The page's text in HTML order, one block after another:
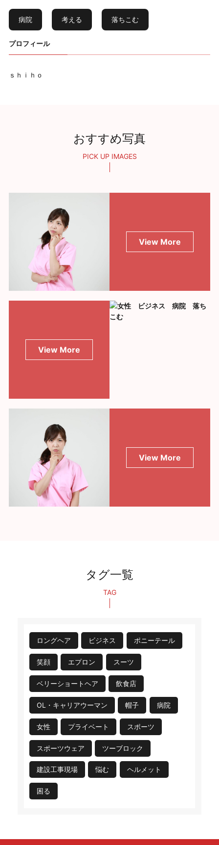
病院 考える 落ちこむ
プロフィール
ｓｈｉｈｏ
おすすめ写真
PICK UP IMAGES
View More
View More
View More
タグ一覧
TAG
ロングヘア ビジネス ポニーテール
笑顔 エプロン スーツ
ベリーショートヘア 飲食店
OL・キャリアウーマン 帽子 病院
女性 プライベート スポーツ
スポーツウェア ツーブロック
建設工事現場 悩む ヘルメット
困る